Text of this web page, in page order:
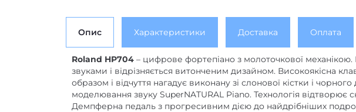
Опис Характеристики Доставка Оплата
Roland HP704 – цифрове фортепіано з молоточкової
звуками і відрізняється витонченим дизайном. Високоякісна
образом і відчуття нагадує виконану зі слонової кістки і
моделювання звуку SuperNATURAL Piano. Технологія відтворює
Демпферна педаль з прогресивним дією до найдрібніших